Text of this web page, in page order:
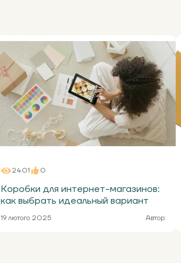
2401 0
Коробки для интернет-магазинов:
как выбрать идеальный вариант
19 лютого 2025 Автор: